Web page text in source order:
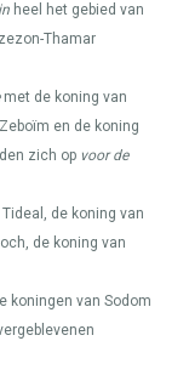
heel het gebied van
Thamar
met de koning van
en de koning
zich op voor de
de koning van
de koning van
koningen van Sodom